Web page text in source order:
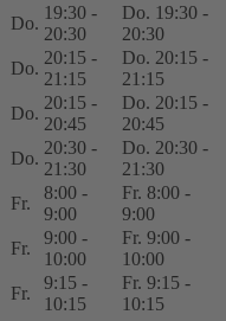
Do.
19:30 -
20:30
Do. 19:30 -
20:30
Do.
20:15 -
21:15
Do. 20:15 -
21:15
Do.
20:15 -
20:45
Do. 20:15 -
20:45
Do.
20:30 -
21:30
Do. 20:30 -
21:30
Fr.
8:00 -
9:00
Fr. 8:00 -
9:00
Fr.
9:00 -
10:00
Fr. 9:00 -
10:00
Fr.
9:15 -
10:15
Fr. 9:15 -
10:15